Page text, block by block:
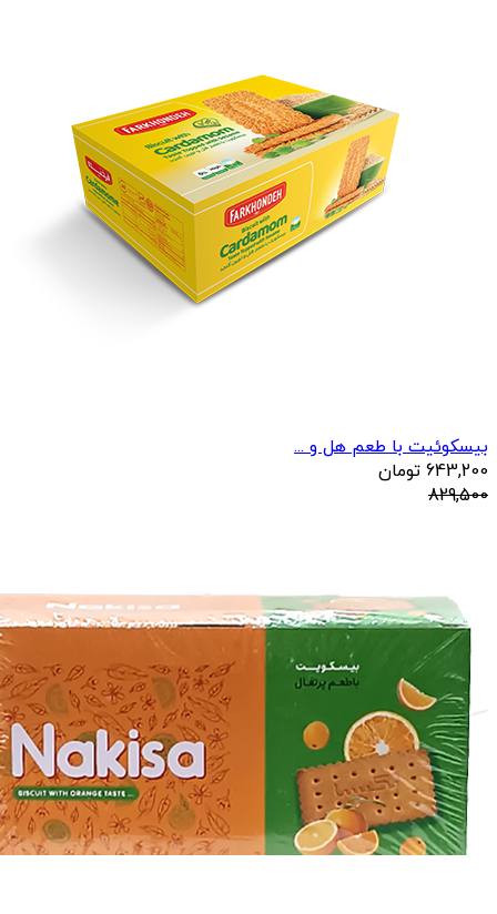
بیسکوئیت با طعم هل و ...
643,200 تومان
829,500